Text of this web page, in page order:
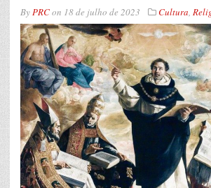
ByPRCon 18 de julho de 2023 Cultura,